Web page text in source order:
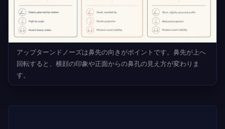
アップターンドノーズは鼻先の向きがポイントです。鼻先が上へ
回転すると、横顔の印象や正面からの鼻孔の見え方が変わりま
す。